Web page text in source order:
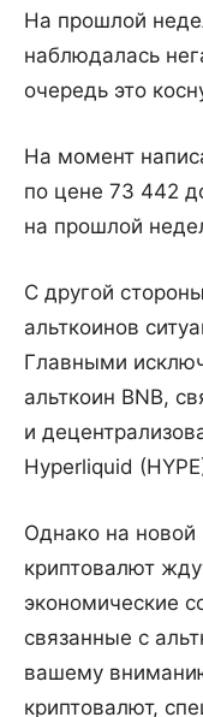
На прошлой
наблюдалась
очередь это
На момент
по цене 73 442
на прошлой
С другой
альткоинов
Главными
альткоин BNB,
и
Hyperliquid
Однако на новой
криптовалют
экономические
связанные с
вашему
криптовалют,